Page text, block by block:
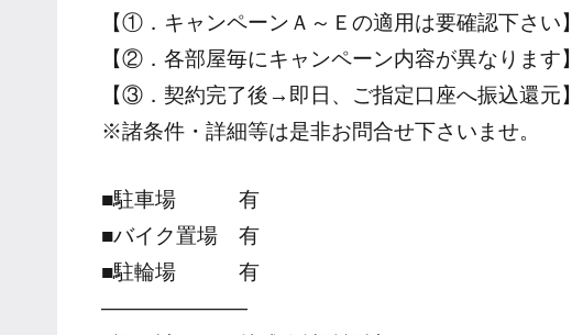
【①．キャンペーンＡ～Ｅの適用は要確認下さい】
【②．各部屋毎にキャンペーン内容が異なります】
【③．契約完了後→即日、ご指定口座へ振込還元】
※諸条件・詳細等は是非お問合せ下さいませ。
■駐車場 有
■バイク置場 有
■駐輪場 有
―――――――